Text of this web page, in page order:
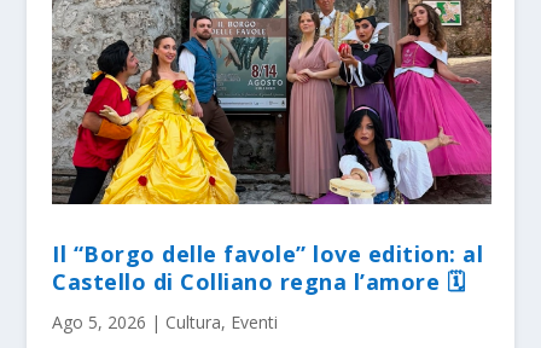
Il “Borgo delle favole” love edition: al
Castello di Colliano regna l’amore 🗓
Ago 5, 2026 | Cultura, Eventi